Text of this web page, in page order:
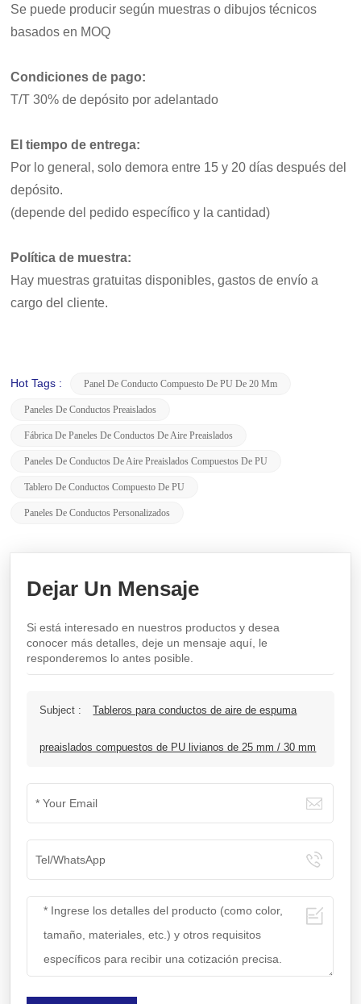
Se puede producir según muestras o dibujos técnicos
basados en MOQ
Condiciones de pago:
T/T 30% de depósito por adelantado
El tiempo de entrega:
Por lo general, solo demora entre 15 y 20 días después del
depósito.
(depende del pedido específico y la cantidad)
Política de muestra:
Hay muestras gratuitas disponibles, gastos de envío a
cargo del cliente.
Hot Tags : Panel De Conducto Compuesto De PU De 20 Mm
Paneles De Conductos Preaislados
Fábrica De Paneles De Conductos De Aire Preaislados
Paneles De Conductos De Aire Preaislados Compuestos De PU
Tablero De Conductos Compuesto De PU
Paneles De Conductos Personalizados
Dejar Un Mensaje
Si está interesado en nuestros productos y desea
conocer más detalles, deje un mensaje aquí, le
responderemos lo antes posible.
Subject : Tableros para conductos de aire de espuma
preaislados compuestos de PU livianos de 25 mm / 30 mm